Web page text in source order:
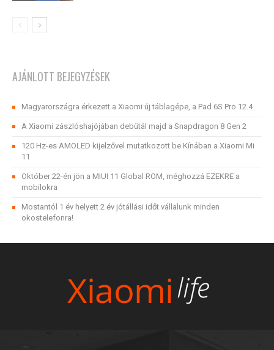
AJÁNLOTT BEJEGYZÉSEK
Magyarországra érkezett a Xiaomi új táblagépe, a Pad 6S Pro 12.4
A Xiaomi zászlóshajójában debütál majd a Snapdragon 8 Gen 2
120 Hz-es AMOLED kijelzővel mutatkozott be Kínában a Xiaomi Mi
11
Október 22-én jön a MIUI 11 Global ROM, méghozzá EZEKRE a
mobilokra
Mostantól 1 év helyett 2 év jótállási időt vállalunk minden
okostelefonra!